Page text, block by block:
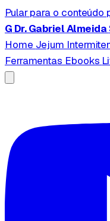
Pular para o conteúdo
G Dr. Gabriel Almeida
Home Jejum
Ferramentas Ebooks